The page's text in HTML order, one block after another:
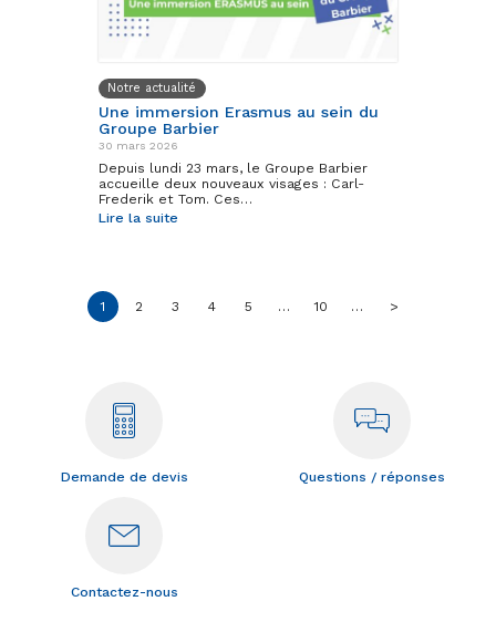
Notre actualité
Une immersion Erasmus au sein du
Groupe Barbier
30 mars 2026
Depuis lundi 23 mars, le Groupe Barbier
accueille deux nouveaux visages : Carl-
Frederik et Tom. Ces…
Lire la suite
1 2 3 4 5 … 10 … >
Demande de devis Questions / réponses
Contactez-nous